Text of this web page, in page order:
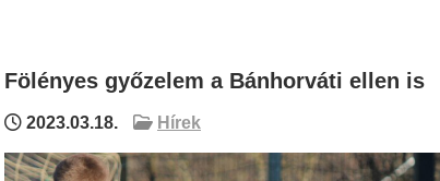
Fölényes győzelem a Bánhorváti ellen is
2023.03.18. Hírek